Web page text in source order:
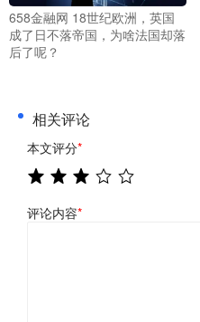
658金融网 18世纪欧洲，英国
成了日不落帝国，为啥法国却落
后了呢？
相关评论
本文评分*
评论内容*